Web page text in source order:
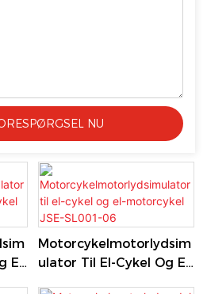
NU
El-
Motorcykelmotorlydsim
Ulator Til El-Cykel Og El-